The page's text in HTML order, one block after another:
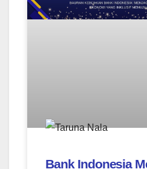
Bank Indonesia